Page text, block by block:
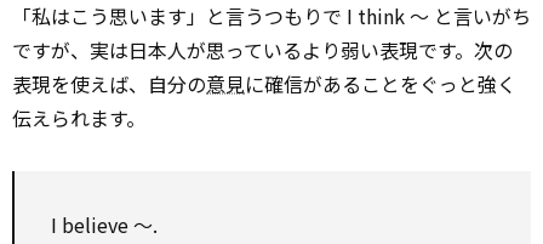
「私はこう思います」と言うつもりで I think ～ と言いがち
ですが、実は日本人が思っているより弱い表現です。次の
表現を使えば、自分の意見に確信があることをぐっと強く
伝えられます。
I believe ～.